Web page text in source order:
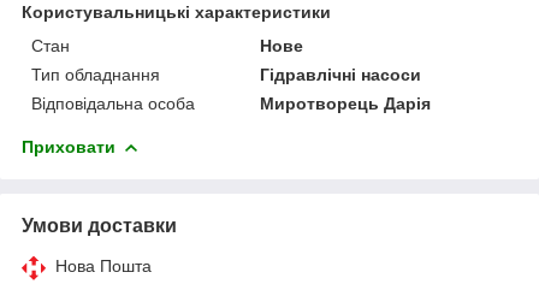
Користувальницькі характеристики
Стан
Нове
Тип обладнання
Гідравлічні насоси
Відповідальна особа
Миротворець Дарія
Приховати
Умови доставки
Нова Пошта